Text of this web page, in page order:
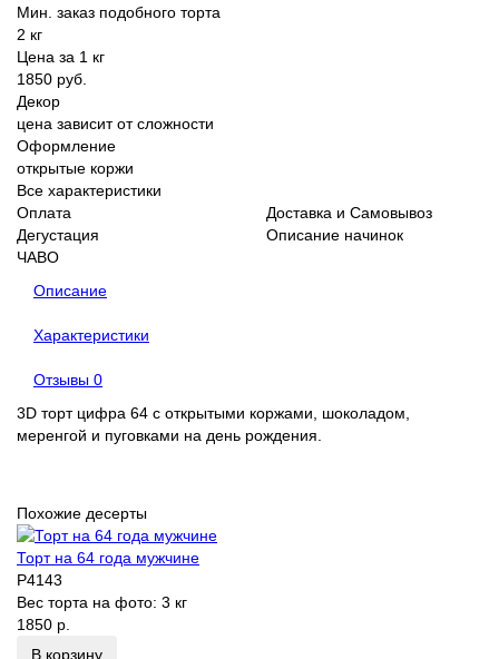
Мин. заказ подобного торта
2 кг
Цена за 1 кг
1850 руб.
Декор
цена зависит от сложности
Оформление
открытые коржи
Все характеристики
Оплата
Доставка и Самовывоз
Дегустация
Описание начинок
ЧАВО
Описание
Характеристики
Отзывы 0
3D торт цифра 64 с открытыми коржами, шоколадом,
меренгой и пуговками на день рождения.
Похожие десерты
Торт на 64 года мужчине
P4143
Вес торта на фото: 3 кг
1850 р.
В корзину